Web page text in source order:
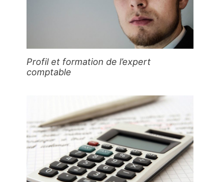
Profil et formation de l’expert
comptable